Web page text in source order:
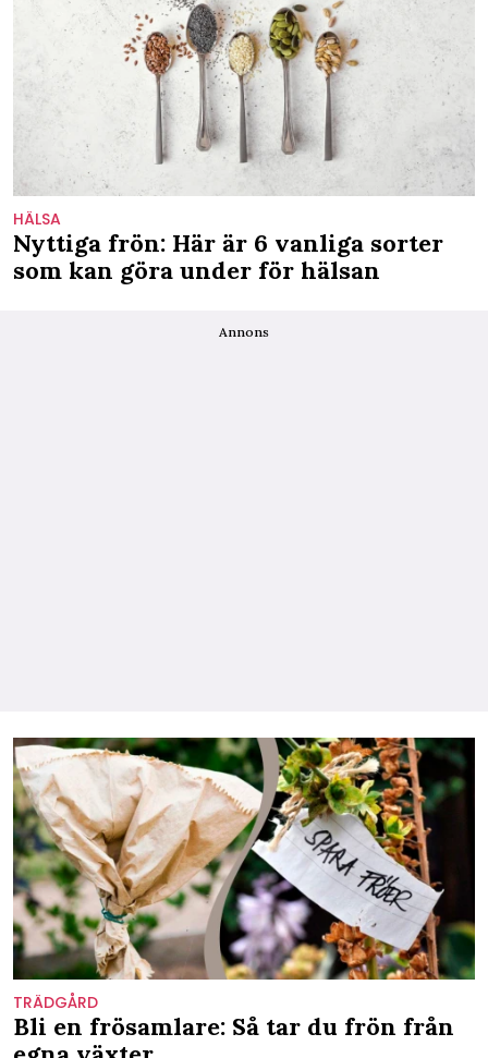
HÄLSA
Nyttiga frön: Här är 6 vanliga sorter
som kan göra under för hälsan
Annons
TRÄDGÅRD
Bli en frösamlare: Så tar du frön från